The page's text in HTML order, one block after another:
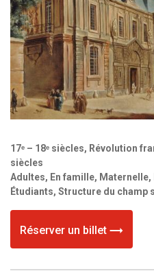
17ᵉ – 18ᵉ siècles, Révolution
siècles
Adultes, En famille,
Étudiants, Structure du champ
Réserver un billet